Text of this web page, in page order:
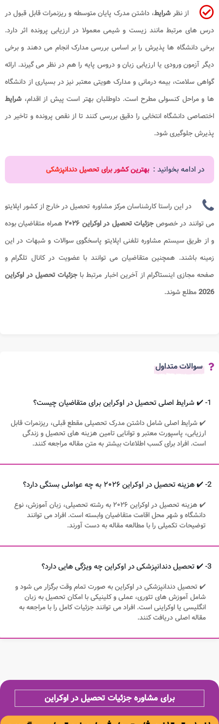
از نظر شرایط، داشتن مدرک پایان متوسطه و ریزنمرات قابل قبول در
درس های مرتبط مانند زیست و شیمی معمولا در ارزیابی پرونده اثر دارد.
برخی دانشگاه ها پذیرش را بر اساس بررسی مدارک انجام می دهند و برخی
دیگر آزمون ورودی یا ارزیابی زبان و دروس پایه را هم در نظر می گیرند. ارائه
گواهی سلامت، بیمه درمانی و مدارک هویتی معتبر نیز در بسیاری از دانشگاه
ها و مراحل کنسولی مطرح است. داوطلبان بهتر است پیش از اقدام، شرایط
اختصاصی دانشگاه انتخابی را دقیق بررسی کنند تا از نقص پرونده و تاخیر در
پذیرش جلوگیری شود.
در ادامه بخوانید : بهترین کشور برای تحصیل دندانپزشکی
در این راستا کارشناسان مرکز مشاوره تحصیل در خارج از کشور اپلایتو
می توانند در خصوصجزئیات تحصیل در اوکراین ۲۰۲۶ همراه متقاضیان بوده
و از طریق سیستم مشاوره تلفنی اپلایتو پاسخگوی سوالات و شبهات در این
زمینه باشند. همچنین متقاضیان می توانند با عضویت در کانال تلگرام و
صفحه مجازی اینستاگرام از آخرین اخبار مرتبط باجزئیات تحصیل در اوکراین
2026مطلع شوند.
سوالات متداول
1- ✔️ شرایط اصلی تحصیل در اوکراین برای متقاضیان چیست؟
✔️ شرایط اصلی شامل داشتن مدرک تحصیلی مقطع قبلی، ریزنمرات قابل
ارزیابی، پاسپورت معتبر و توانایی تامین هزینه های تحصیل و زندگی
است. افراد برای کسب اطلاعات بیشتر به متن مقاله مراجعه کنند.
2- ✔️ هزینه تحصیل در اوکراین ۲۰۲۶ به چه عواملی بستگی دارد؟
✔️ هزینه تحصیل در اوکراین ۲۰۲۶ به رشته تحصیلی، زبان آموزش، نوع
دانشگاه و شهر محل اقامت متقاضیان وابسته است. افراد می توانند
توضیحات تکمیلی را با مطالعه مقاله به دست آورند.
3- ✔️ تحصیل دندانپزشکی در اوکراین چه ویژگی هایی دارد؟
✔️ تحصیل دندانپزشکی در اوکراین به صورت تمام وقت برگزار می شود و
شامل آموزش های تئوری، عملی و کلینیکی با امکان تحصیل به زبان
انگلیسی یا اوکراینی است. افراد می توانند جزئیات کامل را با مراجعه به
مقاله اصلی دریافت کنند.
برای مشاوره جزئیات تحصیل در اوکراین